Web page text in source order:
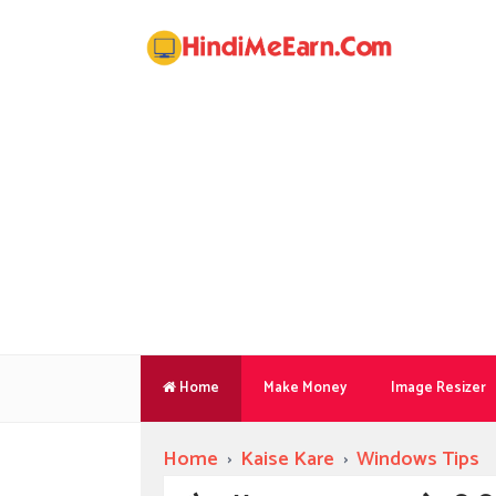
Home Make Money Image Resizer
Home › Kaise Kare › Windows Tips